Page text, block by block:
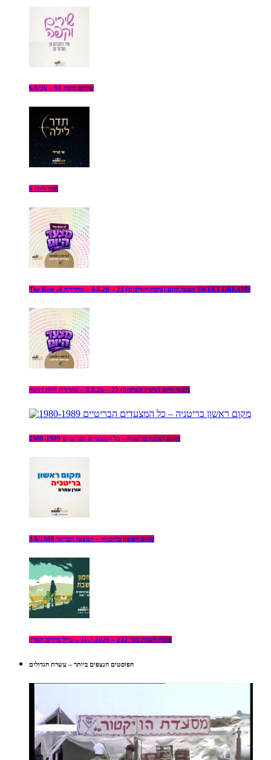
שירים וקפה 91 – 6/8/26
תדר לילה 6
The Rest of מצעד היום (גרסת האלבום) 22 – 4.8.26 – מהדורת SWEET DREAMS
מצעד היום (גרסת האלבום) 23 – 3.8.26 – מהדורת לילה רגועה
מקום ראשון בריטניה – כל המצעדים הבריטיים 1980-1989
מקום ראשון בריטניה – המצעד הבריטי 3/8/1988
פזמון לשבת מס’ 233 – 31.7.2026 – טיול בדרום הארץ
הפוסטים הנצפים ביותר – עשרת הגדולים